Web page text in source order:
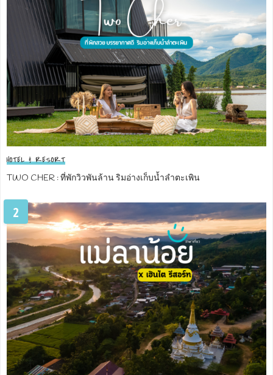
HOTEL & RESORT
TWO CHER : ที่พักวิวพันล้าน ริมอ่างเก็บน้ำลำตะเพิน
2